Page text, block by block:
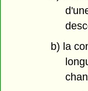
b) la